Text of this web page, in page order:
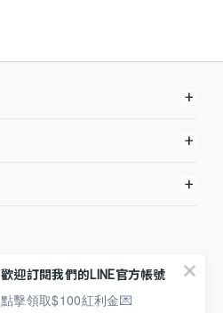
+
+
+
歡迎訂閱我們的LINE官方帳號
點擊領取$100紅利金💌